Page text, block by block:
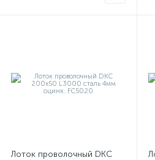
Лоток проволочный DKC